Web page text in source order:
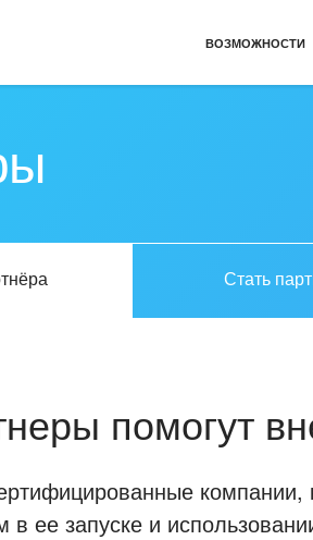
ВОЗМОЖНОСТИ
Стать
помогут
компании,
в ее запуске и